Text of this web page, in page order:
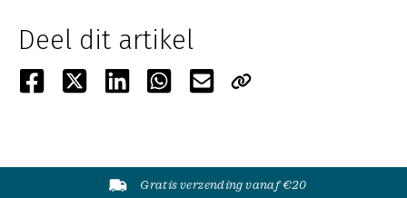
Deel dit artikel
Gratis verzending vanaf €20